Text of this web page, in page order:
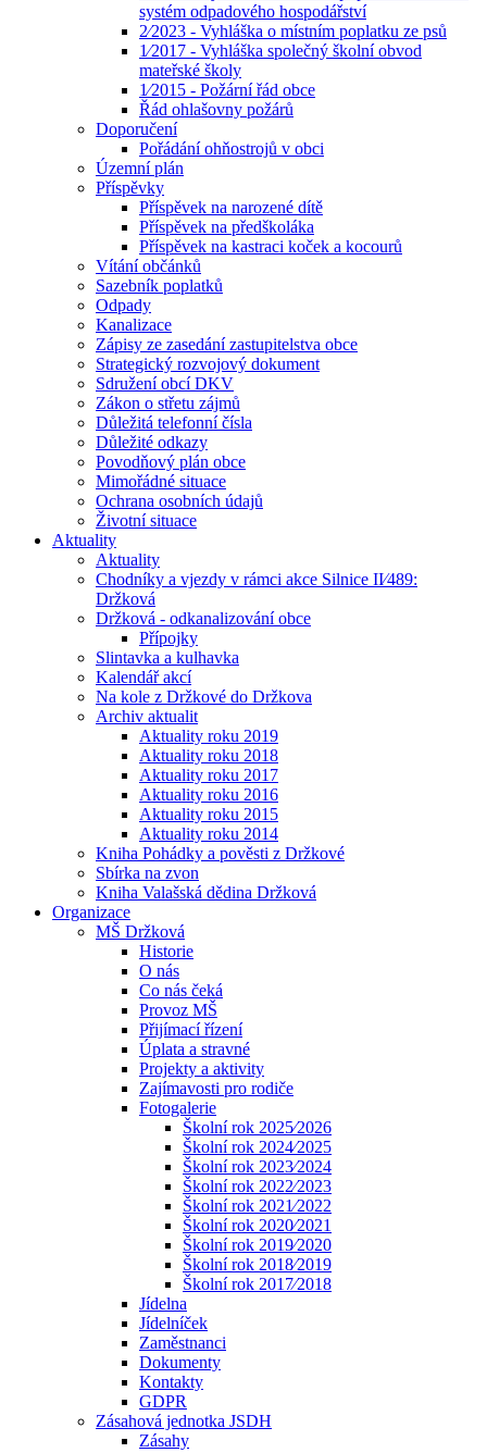
systém odpadového hospodářství
2⁄2023 - Vyhláška o místním poplatku ze psů
1⁄2017 - Vyhláška společný školní obvod
mateřské školy
1⁄2015 - Požární řád obce
Řád ohlašovny požárů
Doporučení
Pořádání ohňostrojů v obci
Územní plán
Příspěvky
Příspěvek na narozené dítě
Příspěvek na předškoláka
Příspěvek na kastraci koček a kocourů
Vítání občánků
Sazebník poplatků
Odpady
Kanalizace
Zápisy ze zasedání zastupitelstva obce
Strategický rozvojový dokument
Sdružení obcí DKV
Zákon o střetu zájmů
Důležitá telefonní čísla
Důležité odkazy
Povodňový plán obce
Mimořádné situace
Ochrana osobních údajů
Životní situace
Aktuality
Aktuality
Chodníky a vjezdy v rámci akce Silnice II⁄489:
Držková
Držková - odkanalizování obce
Přípojky
Slintavka a kulhavka
Kalendář akcí
Na kole z Držkové do Držkova
Archiv aktualit
Aktuality roku 2019
Aktuality roku 2018
Aktuality roku 2017
Aktuality roku 2016
Aktuality roku 2015
Aktuality roku 2014
Kniha Pohádky a pověsti z Držkové
Sbírka na zvon
Kniha Valašská dědina Držková
Organizace
MŠ Držková
Historie
O nás
Co nás čeká
Provoz MŠ
Přijímací řízení
Úplata a stravné
Projekty a aktivity
Zajímavosti pro rodiče
Fotogalerie
Školní rok 2025⁄2026
Školní rok 2024⁄2025
Školní rok 2023⁄2024
Školní rok 2022⁄2023
Školní rok 2021⁄2022
Školní rok 2020⁄2021
Školní rok 2019⁄2020
Školní rok 2018⁄2019
Školní rok 2017⁄2018
Jídelna
Jídelníček
Zaměstnanci
Dokumenty
Kontakty
GDPR
Zásahová jednotka JSDH
Zásahy